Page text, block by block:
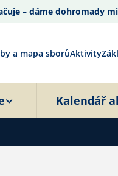
– dáme dohromady
a mapa sborůAktivity
Kalendář